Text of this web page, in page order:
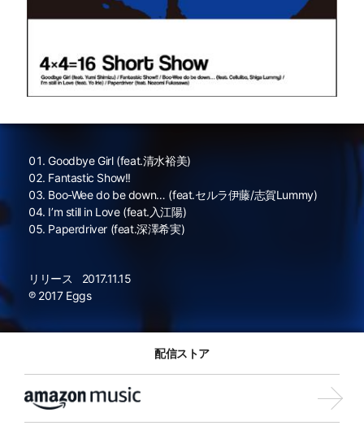
Goodbye Girl (feat.清水裕美)
Fantastic Show!!
Boo-Wee do be down… (feat.セルラ伊藤/志賀Lummy)
I’m still in Love (feat.入江陽)
Paperdriver (feat.深澤希実)
リリース
2017.11.15
℗ 2017 Eggs
配信ストア